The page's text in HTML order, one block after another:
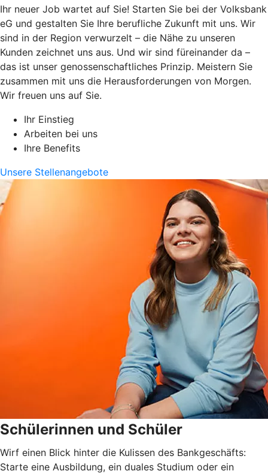
Ihr neuer Job wartet auf Sie! Starten Sie bei der Volksbank
eG und gestalten Sie Ihre berufliche Zukunft mit uns. Wir
sind in der Region verwurzelt – die Nähe zu unseren
Kunden zeichnet uns aus. Und wir sind füreinander da –
das ist unser genossenschaftliches Prinzip. Meistern Sie
zusammen mit uns die Herausforderungen von Morgen.
Wir freuen uns auf Sie.
Ihr Einstieg
Arbeiten bei uns
Ihre Benefits
Unsere Stellenangebote
Schülerinnen und Schüler
Wirf einen Blick hinter die Kulissen des Bankgeschäfts:
Starte eine Ausbildung, ein duales Studium oder ein